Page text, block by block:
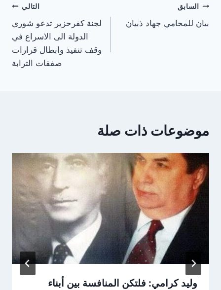
تصفّح
المقالات
السابق
بيان للمحامي جهاد ذبيان
التالي
لجنة كفرحزير تدعو شورى
الدولة الى الاسراع في
وقف تنفيذ وابطال قرارات
صفقات الترابة
موضوعات ذات صلة
وليد كرامي: فلتكن المنافسة بين أبناء